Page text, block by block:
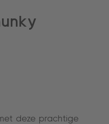
deze prachtige